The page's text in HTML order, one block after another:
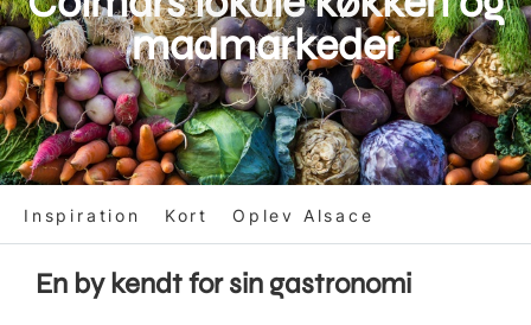
madmarkeder
Inspiration Kort Oplev Alsace
En by kendt for sin gastronomi